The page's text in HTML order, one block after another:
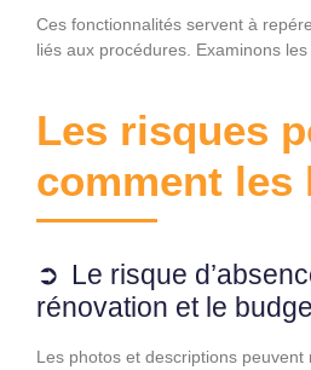
Ces fonctionnalités servent à
liés aux procédures. Examinons
Les risques
comment les
Le risque
rénovation et le
Les photos et descriptions